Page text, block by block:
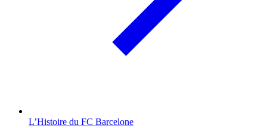
L’Histoire du FC Barcelone